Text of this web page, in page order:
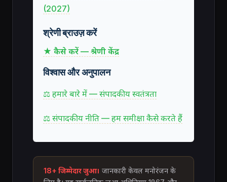
(2027)
श्रेणी ब्राउज़ करें
★ कैसे करें — श्रेणी केंद्र
विश्वास और अनुपालन
⚖ हमारे बारे में — संपादकीय स्वतंत्रता
⚖ संपादकीय नीति — हम समीक्षा कैसे करते हैं
18+ जिम्मेदार जुआ। जानकारी केवल मनोरंजन के